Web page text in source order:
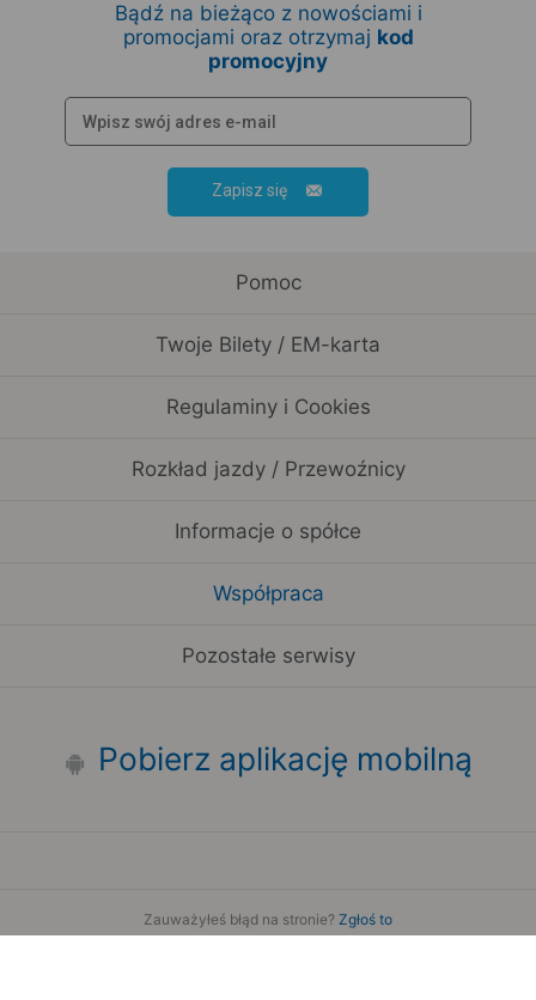
Bądź na bieżąco z nowościami i
promocjami oraz otrzymaj kod
promocyjny
Zapisz się
Pomoc
Twoje Bilety / EM-karta
Regulaminy i Cookies
Rozkład jazdy / Przewoźnicy
Informacje o spółce
Współpraca
Pozostałe serwisy
Pobierz aplikację mobilną
Zauważyłeś błąd na stronie? Zgłoś to